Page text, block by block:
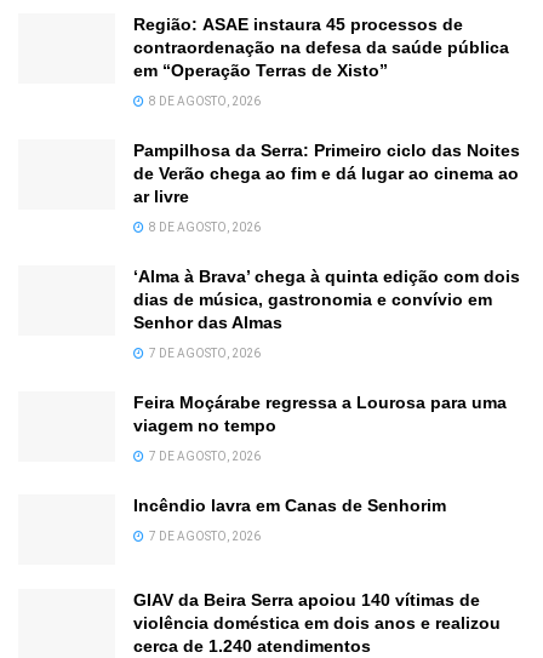
Região: ASAE instaura 45 processos de
contraordenação na defesa da saúde pública
em “Operação Terras de Xisto”
8 DE AGOSTO, 2026
Pampilhosa da Serra: Primeiro ciclo das Noites
de Verão chega ao fim e dá lugar ao cinema ao
ar livre
8 DE AGOSTO, 2026
‘Alma à Brava’ chega à quinta edição com dois
dias de música, gastronomia e convívio em
Senhor das Almas
7 DE AGOSTO, 2026
Feira Moçárabe regressa a Lourosa para uma
viagem no tempo
7 DE AGOSTO, 2026
Incêndio lavra em Canas de Senhorim
7 DE AGOSTO, 2026
GIAV da Beira Serra apoiou 140 vítimas de
violência doméstica em dois anos e realizou
cerca de 1.240 atendimentos